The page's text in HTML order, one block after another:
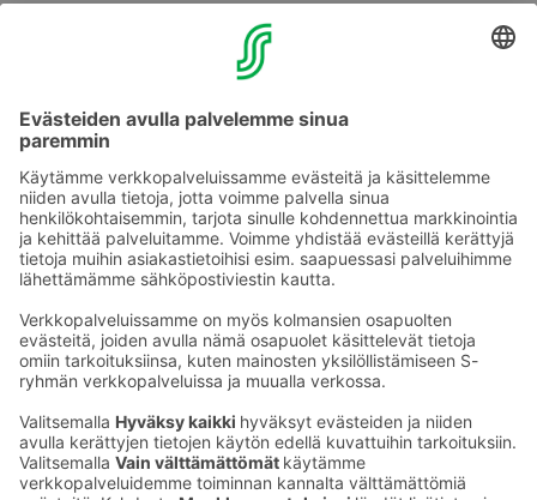
Vastuullisuus on yksi arvoistamme. Seuraamme
aamiaisen lautashävikkiä päivittäin.
Otathan sen minkä jaksat syödä, aina saa hakea lisää
ruokaa!
Herkullisia hetkiä!
Ota yhteyttä
Hotellien yhteystiedot
Asiakaspalvelun yhteystiedot›
Palaute
Anna palautetta
Sokos Hotels uutiskirje
Tilaa uutiskirje
Saat Sokos Hotellien uusimmat
edut ja uutiset sähköpostiisi
kuukausittain.
Palkinnot ja sertifikaatit Sokos Hotels somessa